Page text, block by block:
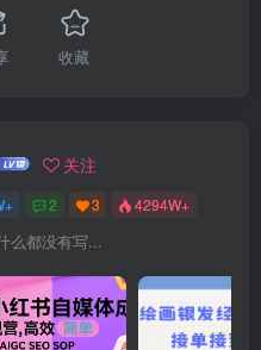
收藏
关注
2 3 4294W+
么都没有写...